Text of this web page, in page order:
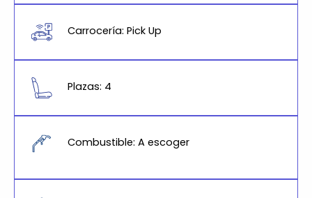
Carrocería: Pick Up
Plazas: 4
Combustible: A escoger